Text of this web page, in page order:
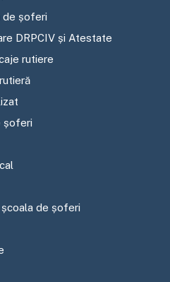
de șoferi
DRPCIV și Atestate
rutiere
șoferi
de șoferi